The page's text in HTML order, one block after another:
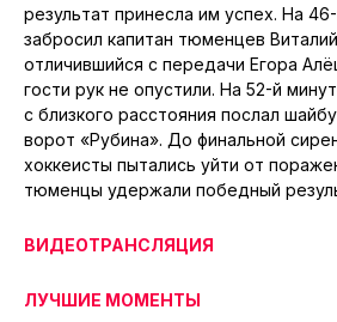
результат принесла им успех. На
забросил капитан тюменцев
отличившийся с передачи Егора
гости рук не опустили. На 52-й
с близкого расстояния послал
ворот «Рубина». До финальной
хоккеисты пытались уйти от
тюменцы удержали победный
ВИДЕОТРАНСЛЯЦИЯ
ЛУЧШИЕ МОМЕНТЫ